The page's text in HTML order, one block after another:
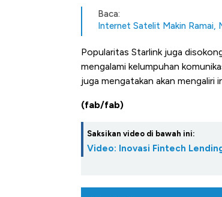
Baca:
Internet Satelit Makin Ramai,
Popularitas Starlink juga
mengalami kelumpuhan
juga mengatakan akan mengaliri
(fab/fab)
Saksikan video di bawah ini:
Video: Inovasi Fintech